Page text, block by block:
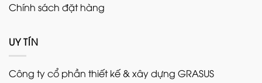
Chính sách đặt hàng
UY TÍN
Công ty cổ phần thiết kế & xây dựng GRASUS